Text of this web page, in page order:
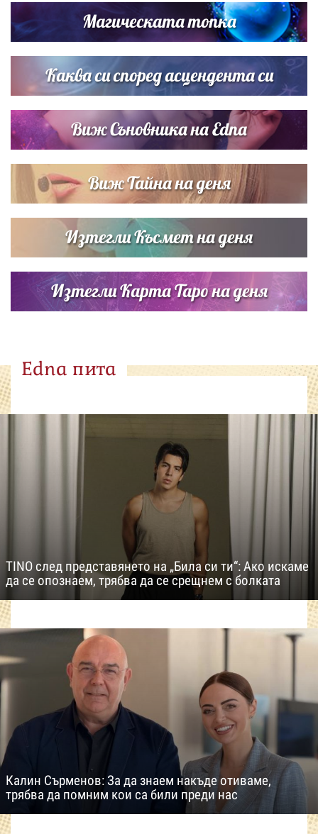
Магическата топка
Каква си според асцендента си
Виж Съновника на Edna
Виж Тайна на деня
Изтегли Късмет на деня
Изтегли Карта Таро на деня
Edna пита
TINO след представянето на „Била си ти“: Ако искаме
да се опознаем, трябва да се срещнем с болката
Калин Сърменов: За да знаем накъде отиваме,
трябва да помним кои са били преди нас